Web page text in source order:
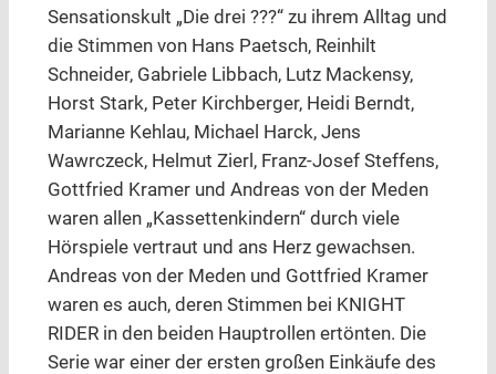
Sensationskult „Die drei ???“ zu ihrem Alltag und
die Stimmen von Hans Paetsch, Reinhilt
Schneider, Gabriele Libbach, Lutz Mackensy,
Horst Stark, Peter Kirchberger, Heidi Berndt,
Marianne Kehlau, Michael Harck, Jens
Wawrczeck, Helmut Zierl, Franz-Josef Steffens,
Gottfried Kramer und Andreas von der Meden
waren allen „Kassettenkindern“ durch viele
Hörspiele vertraut und ans Herz gewachsen.
Andreas von der Meden und Gottfried Kramer
waren es auch, deren Stimmen bei KNIGHT
RIDER in den beiden Hauptrollen ertönten. Die
Serie war einer der ersten großen Einkäufe des